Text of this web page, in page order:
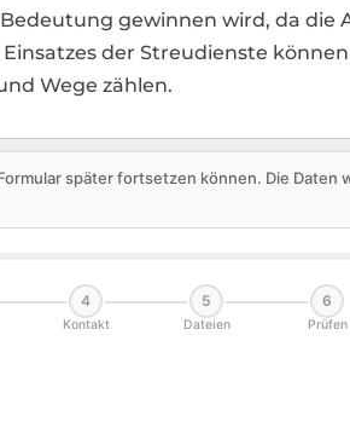
gewinnen wird, da
der Streudienste
Wege zählen.
später fortsetzen können. Die Daten
4
Kontakt
5
Dateien
6
Prüfen